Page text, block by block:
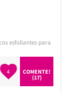
esfoliantes para
4
COMENTE!
(17)